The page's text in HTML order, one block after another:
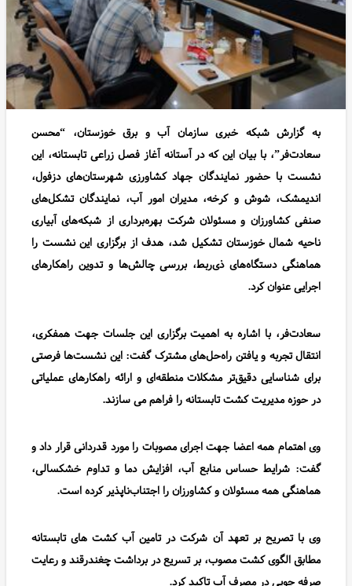
سعادت‌فر”، با بیان این که در آستانه آغاز فصل زراعی تابستانه، این
نشست با حضور نمایندگان جهاد کشاورزی شهرستان‌های دزفول،
اندیمشک، شوش و کرخه، مدیران امور آب، نمایندگان تشکل‌های
صنفی کشاورزان و مسئولان شرکت بهره‌برداری از شبکه‌های آبیاری
ناحیه شمال خوزستان تشکیل شد، هدف از برگزاری این نشست را
هماهنگی دستگاه‌های ذی‌ربط، بررسی چالش‌ها و تدوین راهکارهای
اجرایی عنوان کرد.
انتقال تجربه و یافتن راه‌حل‌های مشترک گفت: این نشست‌ها فرصتی
برای شناسایی دقیق‌تر مشکلات منطقه‌ای و ارائه راهکارهای عملیاتی
در حوزه مدیریت کشت تابستانه را فراهم می سازند
گفت: شرایط حساس منابع آب، افزایش دما و تداوم خشکسالی،
هماهنگی همه مسئولان و کشاورزان را اجتناب‌ناپذیر کرده است
مطابق الگوی کشت مصوب، بر تسریع در برداشت چغندرقند و رعایت
صرفه جویی در مصرف آب تاکید کرد
.